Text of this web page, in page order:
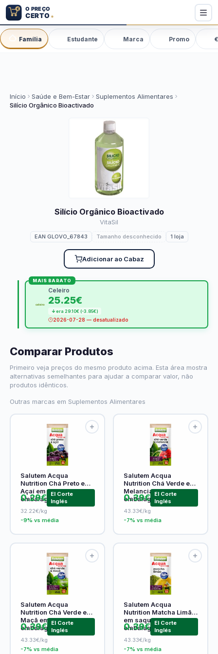
Família Estudante Marca Promo
Início Saúde e Bem-Estar
Suplementos Alimentares
Silício Orgânico Bioactivado
Celeiro
25.25€
era 29.10€ (-3.85€)
2026-07-28 — desatualizado
MAIS BARATO
Silício Orgânico Bioactivado
VitaSil
EAN GLOVO_67843 Tamanho desconhecido 1 loja
Adicionar ao Cabaz
Comparar Produtos
Primeiro veja preços do mesmo produto acima. Esta área mostra
alternativas semelhantes para ajudar a comparar valor, não
produtos idênticos.
Outras marcas em Suplementos Alimentares
Salutem Acqua
Nutrition Chá Preto e
Açaí em saquetas
embalagem 9 g
0.29€
El Corte
Inglés
32.22€/kg
-9% vs média
Salutem Acqua
Nutrition Chá Verde e
Melancia em saquetas
embalagem 9 g
0.39€
El Corte
Inglés
43.33€/kg
-7% vs média
Salutem Acqua
Nutrition Chá Verde e
Maçã em saquetas
embalagem 9 g
0.39€
El Corte
Inglés
43.33€/kg
-7% vs média
Salutem Acqua
Nutrition Matcha Limão
em saquetas
embalagem 9 g
0.39€
El Corte
Inglés
43.33€/kg
-7% vs média